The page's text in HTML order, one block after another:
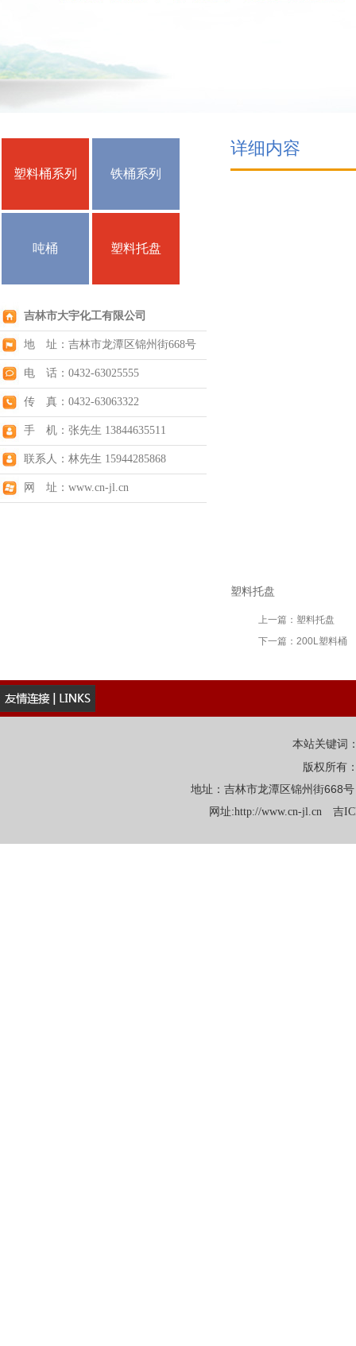
塑料桶系列 铁桶系列
吨桶 塑料托盘
吉林市大宇化工有限公司
地 址：吉林市龙潭区锦州街668号
电 话：0432-63025555
传 真：0432-63063322
手 机：张先生 13844635511
联系人：林先生 15944285868
网 址：www.cn-jl.cn
详细内容
塑料托盘
上一篇： 塑料托盘
下一篇：200L塑料桶
本站关键词
版权所有
地址：吉林市龙潭区锦州街
网址:http://www.cn-jl.cn 吉